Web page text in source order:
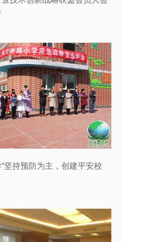
坚持预防为主，创建平安校